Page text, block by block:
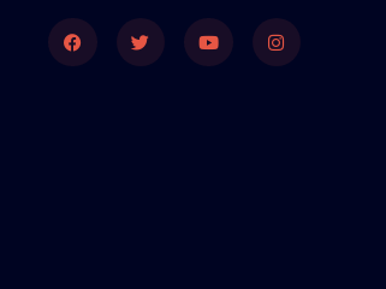
FacebookTwitter YoutubeInstagram